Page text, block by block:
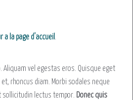
a la page d'accueil .
vel egestas eros. Quisque eget
rhoncus diam. Morbi sodales neque
lectus tempor. Donec quis